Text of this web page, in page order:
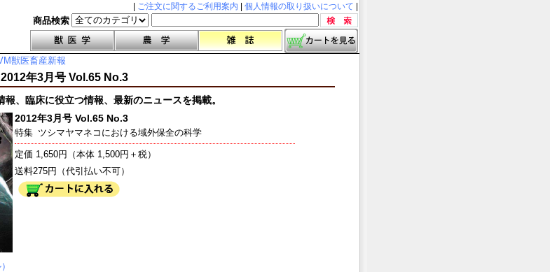
ご注文に関するご利用案内 個人情報の取り扱いについて
商品検索
獣医畜産新報
年3月号 Vol.65 No.3
、臨床に役立つ情報、最新のニュースを掲載。
2012年3月号 Vol.65 No.3
特集 ツシマヤマネコにおける域外保全の科学
定価 1,650円（本体 1,500円＋税）
送料275円（代引払い不可）